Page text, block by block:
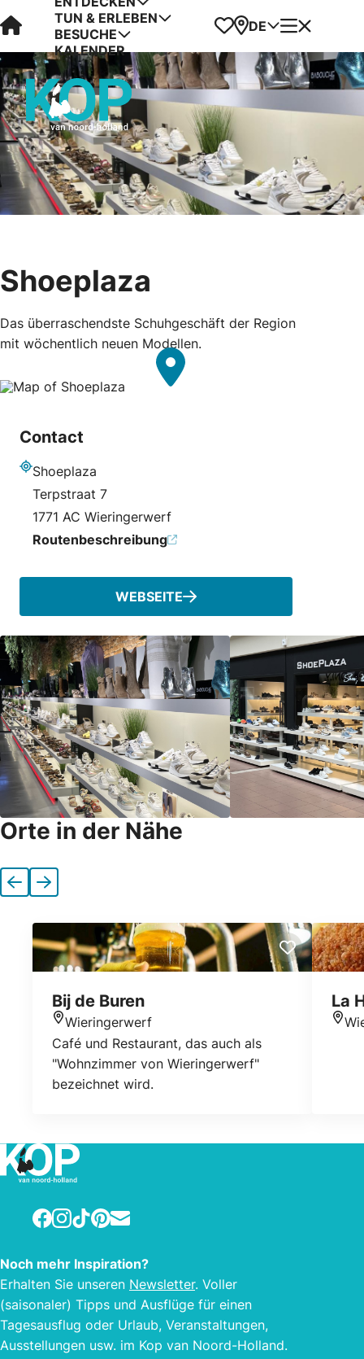
Visit Kop van Holland
TUN & ERLEBEN
BESUCHE
KALENDER
Favoriten
Karte
DE Menü
Shoeplaza
Das überraschendste Schuhgeschäft der Region
mit wöchentlich neuen Modellen.
Contact
Adresse
Shoeplaza
Terpstraat 7
1771 AC Wieringerwerf
Routenbeschreibung
WEBSEITE
Orte in der Nähe
VorherigeNächste
Bij de Buren
Standort
Wieringerwerf
Café und Restaurant, das auch als
"Wohnzimmer von Wieringerwerf"
bezeichnet wird.
La
Facebook
Instagram
TikTokPinterest
E-mail
Noch mehr Inspiration?
Erhalten Sie unseren Newsletter. Voller
(saisonaler) Tipps und Ausflüge für einen
Tagesausflug oder Urlaub, Veranstaltungen,
Ausstellungen usw. im Kop van Noord-Holland.